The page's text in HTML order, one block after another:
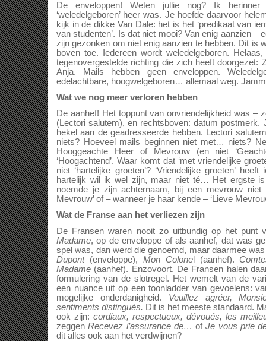
De enveloppen! Weten jullie nog? Ik
‘weledelgeboren’ heer was. Je hoefde daarvoor
kijk in de dikke Van Dale: het is het ‘predikaat van
van studenten’. Is dat niet mooi? Van enig aanzien –
zijn gezonken om niet enig aanzien te hebben. Dit is
boven toe. Iedereen wordt weledelgeboren.
tegenovergestelde richting die zich heeft doorgezet:
Anja. Mails hebben geen enveloppen.
edelachtbare, hoogwelgeboren… allemaal weg.
Wat we nog meer verloren hebben
De aanhef! Het toppunt van onvriendelijkheid was –
(Lectori salutem), en rechtsboven: datum postmerk.
hekel aan de geadresseerde hebben. Lectori
niets? Hoeveel mails beginnen niet met… niets?
Hooggeachte Heer of Mevrouw (en niet
‘Hoogachtend’. Waar komt dat ‘met vriendelijke
niet ‘hartelijke groeten’? ‘Vriendelijke groeten’
hartelijk wil ik wel zijn, maar niet té… Het ergste is
noemde je zijn achternaam, bij een mevrouw niet
Mevrouw’ of – wanneer je haar kende – ‘Lieve
Wat de Franse aan het verliezen zijn
De Fransen waren nooit zo uitbundig op het punt
Madame, op de enveloppe of als aanhef, dat was
spel was, dan werd die genoemd, maar daarmee
Dupont(enveloppe), Mon Colonel (aanhef).
Madame (aanhef). Enzovoort. De Fransen halen
formulering van de slotregel. Het wemelt van de
een nuance uit op een toonladder van gevoelens:
mogelijke onderdanigheid. Veuillez agréer,
sentiments distingués. Dit is het meeste standaard.
ook zijn: cordiaux, respectueux, dévoués, les
zeggenRecevez l’assurance de… ofJe vous prie
dit alles ook aan het verdwijnen?